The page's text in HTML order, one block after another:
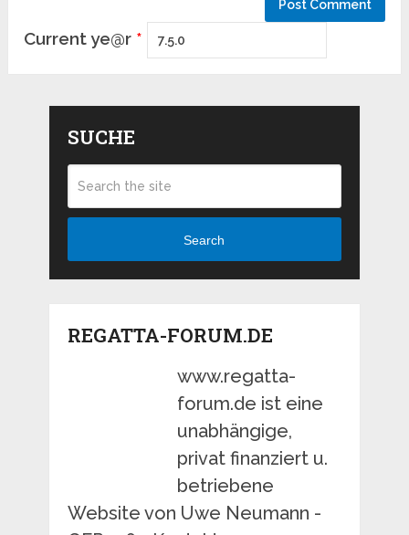
Current ye@r *
SUCHE
Search
REGATTA-FORUM.DE
www.regatta-
forum.de ist eine
unabhängige,
privat finanziert u.
betriebene
Website von Uwe Neumann -